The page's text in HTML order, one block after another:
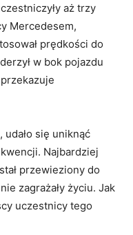
aż trzy
Mercedesem,
prędkości do
w bok pojazdu
udało się uniknąć
Najbardziej
przewieziony do
zagrażały życiu. Jak
uczestnicy tego